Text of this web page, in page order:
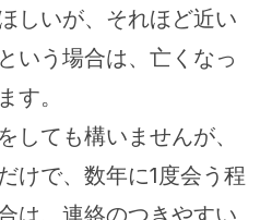
しいが、それほど近い
いう場合は、亡くなっ
す。
しても構いませんが、
けで、数年に1度会う程
は、連絡のつきやすい